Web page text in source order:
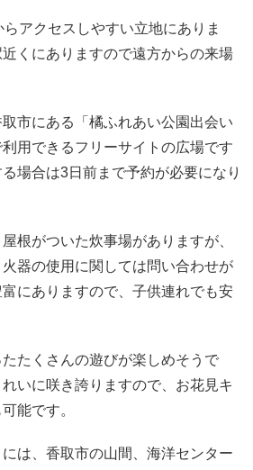
アクセスしやすい立地にありま
くにありますので遠方からの来場
市にある「橘ふれあい公園出会い
用できるフリーサイトの広場です
場合は3日前まで予約が必要になり
根がついた炊事場がありますが、
器の使用に関しては問い合わせが
にありますので、子供連れでも安
たくさんの遊びが楽しめそうで
いに咲き誇りますので、お花見キ
能です。
は、香取市の山間、海洋センター